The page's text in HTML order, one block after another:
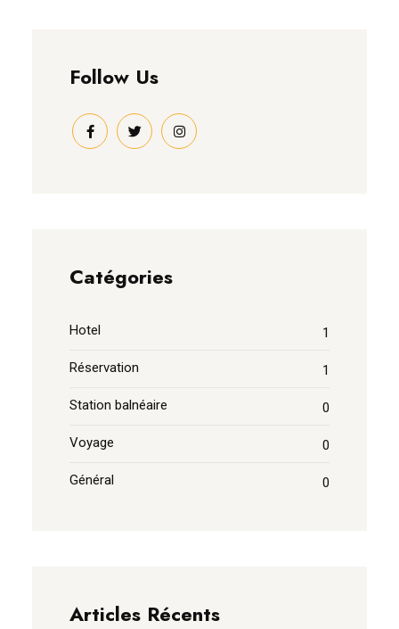
Follow Us
Catégories
Hotel 1
Réservation 1
Station balnéaire 0
Voyage 0
Général 0
Articles Récents